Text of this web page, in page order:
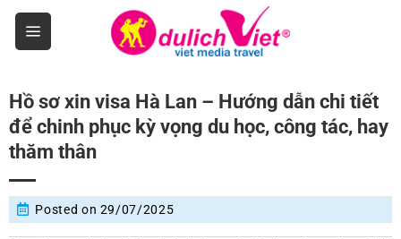
Skip
content
Hồ sơ xin visa Hà Lan – Hướng dẫn chi tiết
để chinh phục kỳ vọng du học, công tác, hay
thăm thân
Posted on 29/07/2025